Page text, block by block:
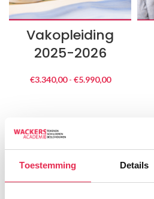
Toestemming Details
Vakopleiding
2025-2026
€3.340,00 - €5.990,00Prijsklasse: